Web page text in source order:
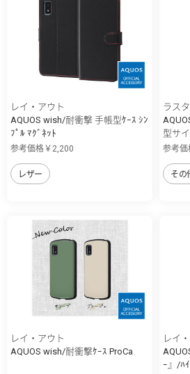
レイ・アウト
AQUOS wish/耐衝撃 手帳型ｹｰｽ ｼﾝ
ﾌﾟﾙ ﾏｸﾞﾈｯﾄ
参考価格￥2,200
レザー
ラス
型サ
参考価
その
レイ・アウト
AQUOS wish/耐衝撃ｹｰｽ ProCa
レイ
ｰ』/ﾊｲ